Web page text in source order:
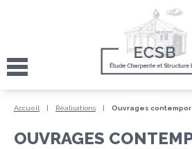
Accueil | Réalisations | Ouvrages
OUVRAGES